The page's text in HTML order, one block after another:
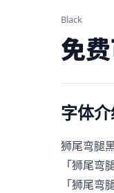
Black
免
字体
狮尾弯腿
「狮尾
「狮尾